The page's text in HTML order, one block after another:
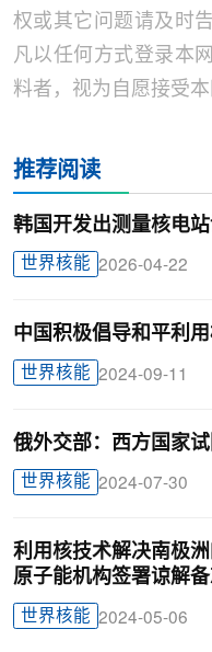
权或其它问题请及时
凡以任何方式登录本
料者，视为自愿接受本
推荐阅读
韩国开发出测量核电
世界核能 2026-04-22
中国积极倡导和平利
世界核能 2024-09-11
俄外交部：西方国家
世界核能 2024-07-30
利用核技术解决南极
原子能机构签署谅解
世界核能 2024-05-06